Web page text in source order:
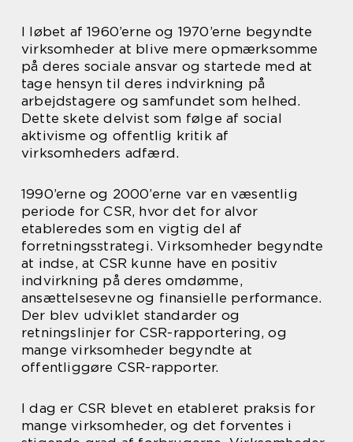
I løbet af 1960’erne og 1970’erne begyndte
virksomheder at blive mere opmærksomme
på deres sociale ansvar og startede med at
tage hensyn til deres indvirkning på
arbejdstagere og samfundet som helhed.
Dette skete delvist som følge af social
aktivisme og offentlig kritik af
virksomheders adfærd.
1990’erne og 2000’erne var en væsentlig
periode for CSR, hvor det for alvor
etableredes som en vigtig del af
forretningsstrategi. Virksomheder begyndte
at indse, at CSR kunne have en positiv
indvirkning på deres omdømme,
ansættelsesevne og finansielle performance.
Der blev udviklet standarder og
retningslinjer for CSR-rapportering, og
mange virksomheder begyndte at
offentliggøre CSR-rapporter.
I dag er CSR blevet en etableret praksis for
mange virksomheder, og det forventes i